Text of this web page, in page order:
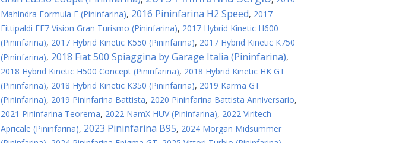
Mahindra Formula E (Pininfarina), 2016 Pininfarina H2 Speed, 2017
Fittipaldi EF7 Vision Gran Turismo (Pininfarina), 2017 Hybrid Kinetic H600
(Pininfarina), 2017 Hybrid Kinetic K550 (Pininfarina), 2017 Hybrid Kinetic K750
(Pininfarina), 2018 Fiat 500 Spiaggina by Garage Italia (Pininfarina),
2018 Hybrid Kinetic H500 Concept (Pininfarina), 2018 Hybrid Kinetic HK GT
(Pininfarina), 2018 Hybrid Kinetic K350 (Pininfarina), 2019 Karma GT
(Pininfarina), 2019 Pininfarina Battista, 2020 Pininfarina Battista Anniversario,
2021 Pininfarina Teorema, 2022 NamX HUV (Pininfarina), 2022 Viritech
Apricale (Pininfarina), 2023 Pininfarina B95, 2024 Morgan Midsummer